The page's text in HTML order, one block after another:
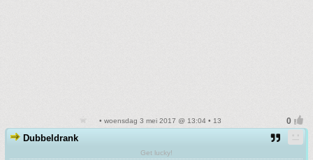
• woensdag 3 mei 2017 @ 13:04 • 13
Dubbeldrank
Get lucky!